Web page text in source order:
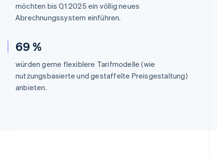
möchten bis Q1 2025 ein völlig neues
Abrechnungssystem einführen.
69 %
würden gerne flexiblere Tarifmodelle (wie
nutzungsbasierte und gestaffelte Preisgestaltung)
anbieten.